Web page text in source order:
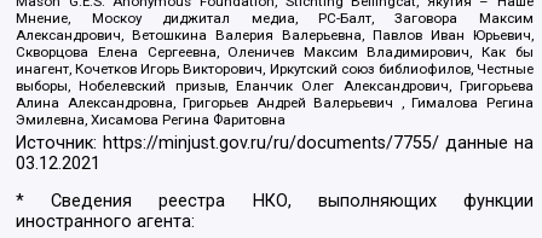
Мнение, Москоу диджитал медиа, РС-Балт, Заговора Максим
Александрович, Ветошкина Валерия Валерьевна, Павлов Иван Юрьевич,
Скворцова Елена Сергеевна, Оленичев Максим Владимирович, Как бы
инагент, Кочетков Игорь Викторович, Иркутский союз библиофилов, Честные
выборы, Нобелевский призыв, Еланчик Олег Александрович, Григорьева
Алина Александровна, Григорьев Андрей Валерьевич , Гималова Регина
Эмилевна, Хисамова Регина Фаритовна
Источник: https://minjust.gov.ru/ru/documents/7755/ данные на
03.12.2021
* Сведения реестра НКО, выполняющих функции
иностранного агента: